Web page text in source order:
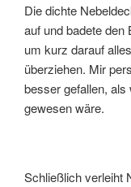
Die dichte
auf und badete den
um kurz darauf
überziehen. Mir
besser gefallen,
gewesen wäre.
Schließlich verleiht